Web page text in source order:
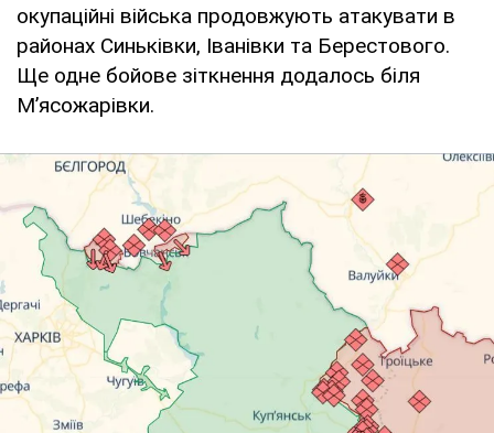
окупаційні війська продовжують атакувати в
районах Синьківки, Іванівки та Берестового.
Ще одне бойове зіткнення додалось біля
М’ясожарівки.